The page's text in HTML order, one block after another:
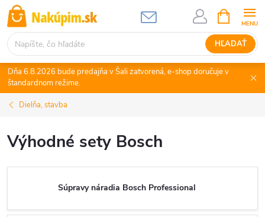
Prejsť
na
obsah
HĽADAŤ
KOŠÍK
Dňa 6.8.2026 bude predajňa v Šali zatvorená, e-shop doručuje v
štandardnom režime.
Dielňa, stavba
Výhodné sety Bosch
Súpravy náradia Bosch Professional